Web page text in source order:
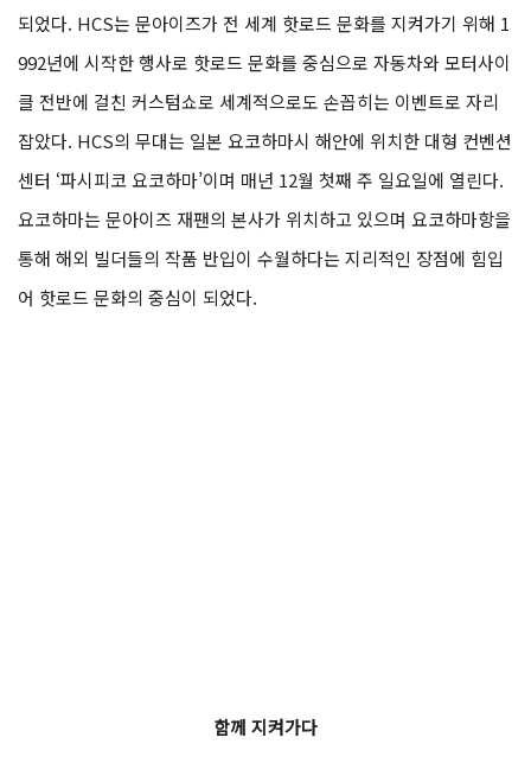
되었다. HCS는 문아이즈가 전 세계 핫로드 문화를 지켜가기 위해 1
992년에 시작한 행사로 핫로드 문화를 중심으로 자동차와 모터사이
클 전반에 걸친 커스텀쇼로 세계적으로도 손꼽히는 이벤트로 자리
잡았다. HCS의 무대는 일본 요코하마시 해안에 위치한 대형 컨벤션
센터 ‘파시피코 요코하마’이며 매년 12월 첫째 주 일요일에 열린다.
요코하마는 문아이즈 재팬의 본사가 위치하고 있으며 요코하마항을
통해 해외 빌더들의 작품 반입이 수월하다는 지리적인 장점에 힘입
어 핫로드 문화의 중심이 되었다.
함께 지켜가다